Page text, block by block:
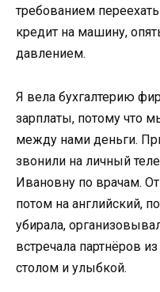
требованием
кредит на машину,
давлением.
Я вела бухгалтерию
зарплаты, потому что
между нами деньги.
звонили на личный
Ивановну по врачам.
потом на английский,
убирала,
встречала партнёров
столом и улыбкой.